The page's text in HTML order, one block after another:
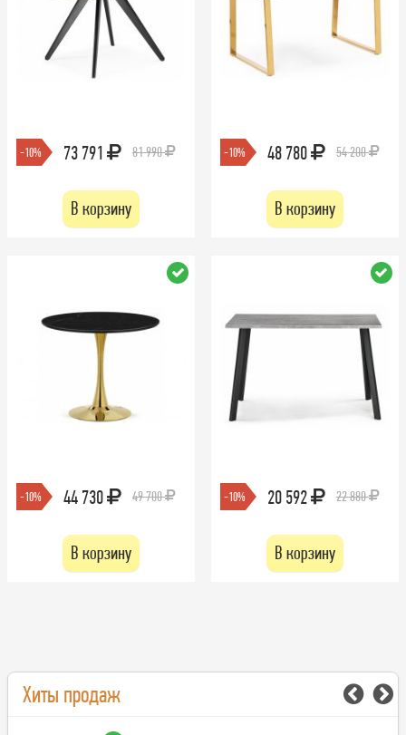
-10% 73 791 81 990
В корзину
-10% 48 780 54 200
В корзину
-10% 44 730 49 700
В корзину
-10% 20 592 22 880
В корзину
Хиты продаж